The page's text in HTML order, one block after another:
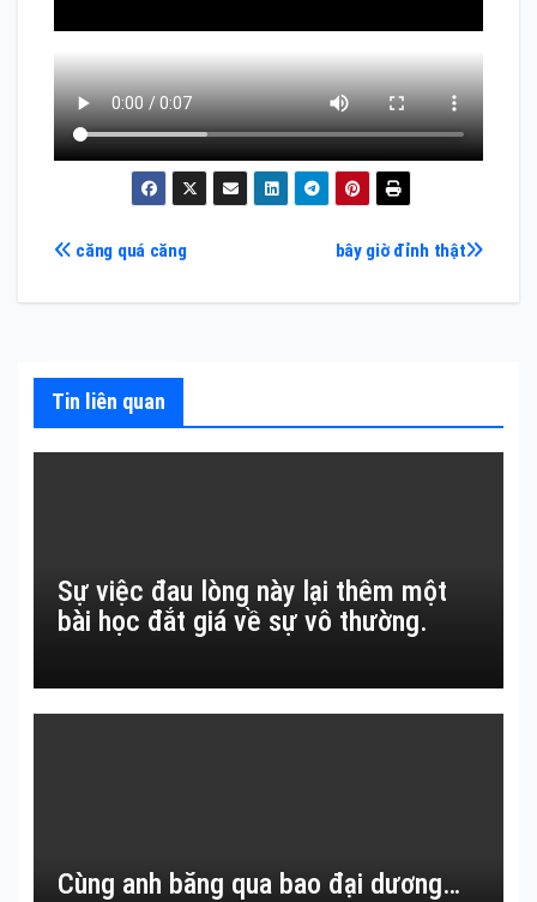
Điều
hướng
viết
bây giờ đỉnh thật
căng quá căng
Tin liên quan
Sự việc đau lòng này lại thêm một
bài học đắt giá về sự vô thường.
Cùng anh băng qua bao đại dương…